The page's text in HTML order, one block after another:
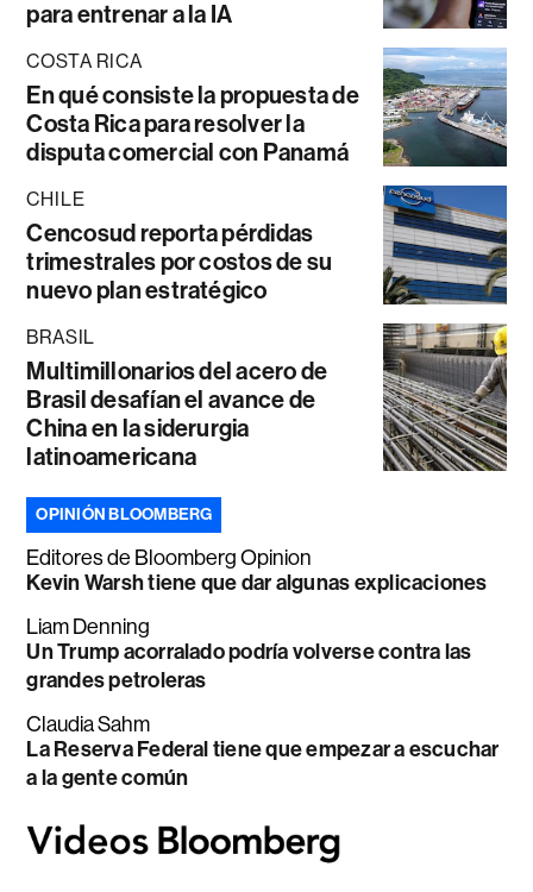
para entrenar a la IA
COSTA RICA
En qué consiste la propuesta de
Costa Rica para resolver la
disputa comercial con Panamá
CHILE
Cencosud reporta pérdidas
trimestrales por costos de su
nuevo plan estratégico
BRASIL
Multimillonarios del acero de
Brasil desafían el avance de
China en la siderurgia
latinoamericana
OPINIÓN BLOOMBERG
Editores de Bloomberg Opinion
Kevin Warsh tiene que dar algunas explicaciones
Liam Denning
Un Trump acorralado podría volverse contra las
grandes petroleras
Claudia Sahm
La Reserva Federal tiene que empezar a escuchar
a la gente común